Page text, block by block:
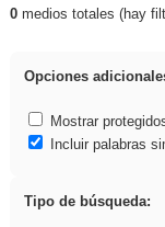
Resultados
0medios totales (hay
Opciones
Mostrar
Incluir palabras
Tipo de búsqueda: